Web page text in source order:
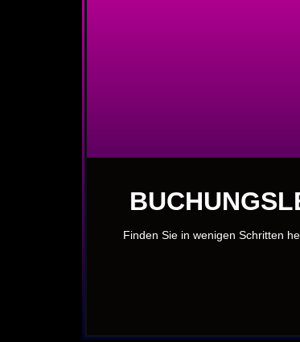
Finden Sie in wenigen Schritten